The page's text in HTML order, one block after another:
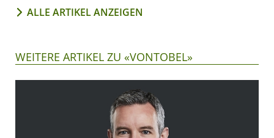
ALLE ARTIKEL ANZEIGEN
WEITERE ARTIKEL ZU «VONTOBEL»